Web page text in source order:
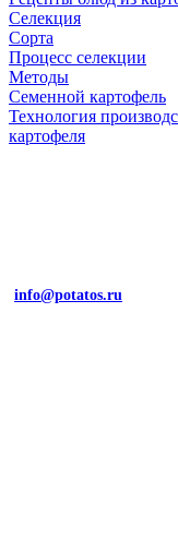
Селекция
Сорта
Процесс селекции
Методы
Семенной картофель
Технология
картофеля
info@potatos.ru